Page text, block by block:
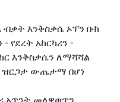
ብቃት እንቅስቃሴ ኦፕን ቡክ
የደረት አከርካሪን -
እንቅስቃሴን ለማሻሻል
ዝርጋታ ውጤታማ በሆነ